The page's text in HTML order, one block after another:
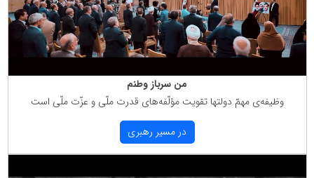
من سرباز وطنم
وظیفه‌ی مهمّ دولتها تقویت مؤلّفه‌های قدرت ملّی و عزّت ملّی است
در مسیر رهبری